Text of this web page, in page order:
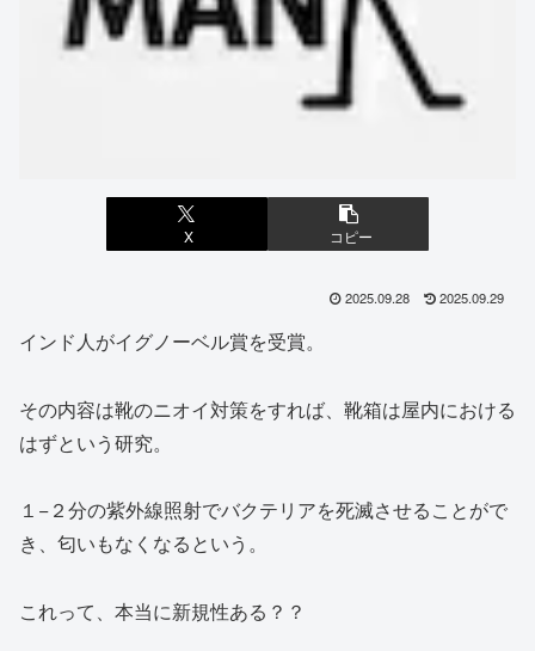
X コピー
2025.09.28 2025.09.29
インド人がイグノーベル賞を受賞。
その内容は靴のニオイ対策をすれば、靴箱は屋内における
はずという研究。
１−２分の紫外線照射でバクテリアを死滅させることがで
き、匂いもなくなるという。
これって、本当に新規性ある？？